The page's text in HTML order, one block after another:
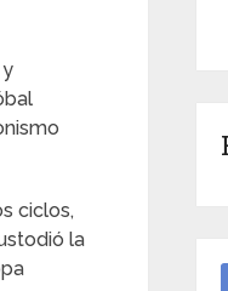
ciclos,
la